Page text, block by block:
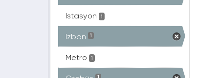
Istasyon 1
Izban 1
Metro 1